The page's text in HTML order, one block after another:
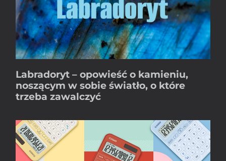
Labradoryt – opowieść o kamieniu,
noszącym w sobie światło, o które
trzeba zawalczyć